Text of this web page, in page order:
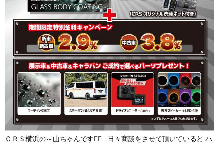
ＣＲＳ横浜の～山ちゃんです💁‍♂️ 日々商談をさせて頂いていると ハ